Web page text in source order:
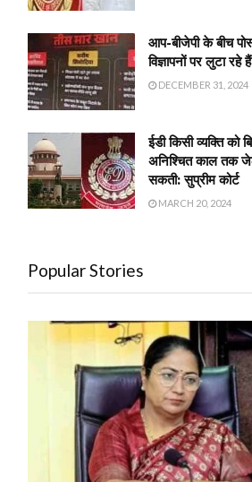
आप-बीजेपी के बीच
विज्ञापनों पर लुटा रहे
DECEMBER 31, 2024
ईडी किसी व्यक्ति को
अनिश्चित काल तक
सकती: सुप्रीम कोर्ट
MARCH 20, 2024
Popular Stories